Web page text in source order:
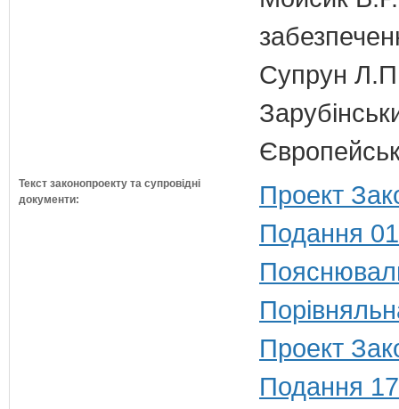
Супрун
Текст законопроекту та супровідні
документи:
Проект
Подання
Проект
Подання